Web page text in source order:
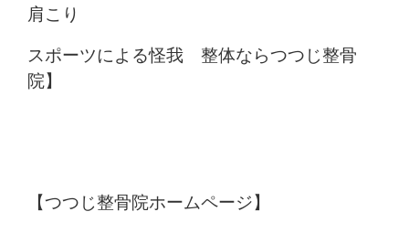
肩こり
スポーツによる怪我 整体ならつつじ整骨
院】
【つつじ整骨院ホームページ】